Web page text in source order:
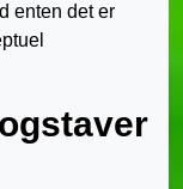
enten det er